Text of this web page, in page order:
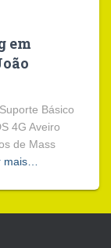
em
Básico
4G Aveiro
de Mass
mais…